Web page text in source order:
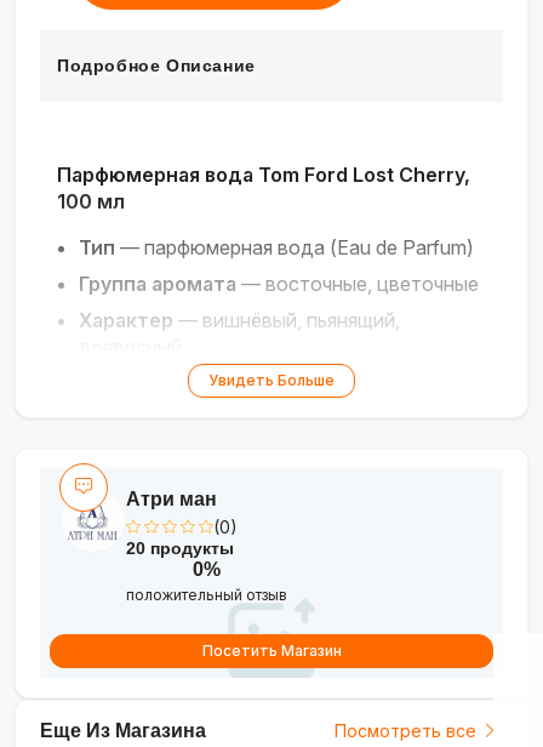
Подробное Описание
Парфюмерная вода Tom Ford Lost Cherry,
100 мл
Тип — парфюмерная вода (Eau de Parfum)
Группа аромата — восточные, цветочные
Характер — вишнёвый, пьянящий,
Назначение
— унисекс, вечерний
Особенность— эксклюзивная
композиция
Искушение в контрастах: от леденцовой
сладости до благородного древесно-
Увидеть Больше
Еще Из Магазина Посмотреть все
Атри ман
(0)
20 продукты
0%
положительный отзыв
Посетить Магазин